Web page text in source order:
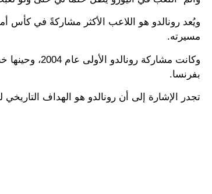
مسيرته.
بفرنسا.
تجدر الإشارة إلى أن رونالدو هو الهداف التاريخي لمسابقة